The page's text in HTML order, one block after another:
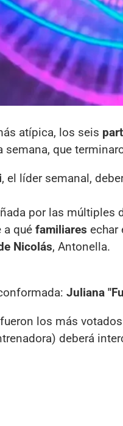
atípica, los seis
semana, que
, el líder semanal,
por las
a qué familiares echar
Nicolás, Antonella.
Juliana
los más
deberá